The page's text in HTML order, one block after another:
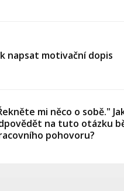
napsat motivační dopis
mi něco o sobě."
na tuto otázku
pohovoru?